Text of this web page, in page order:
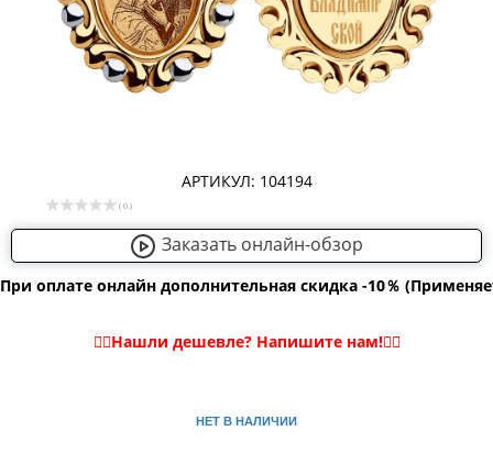
АРТИКУЛ: 104194
( 0 )
Заказать онлайн-обзор
При оплате онлайн дополнительная скидка -10％
НЕТ В НАЛИЧИИ